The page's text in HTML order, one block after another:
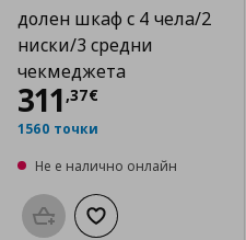
долен шкаф с 4 чела/2
ниски/3 средни
чекмеджета
311 ,37€
Цена
1560 точки
Не е налично онлайн
Προσθήκη στο καλάθι
Добави към